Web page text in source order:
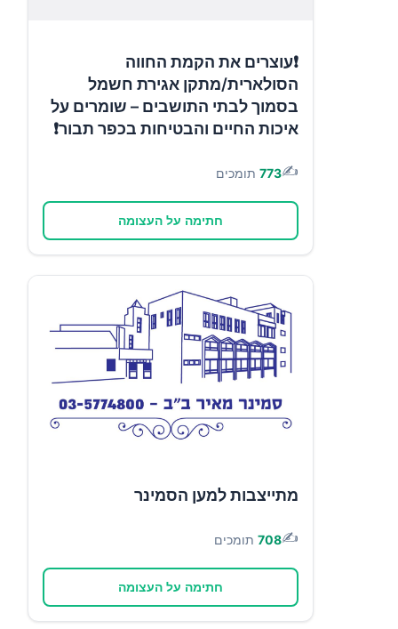
❗עוצרים את הקמת החווה
הסולארית/מתקן אגירת חשמל
בסמוך לבתי התושבים – שומרים על
איכות החיים והבטיחות בכפר תבור❗
✍️
773 תומכים
חתימה על העצומה
מתייצבות למען הסמינר
✍️
708 תומכים
חתימה על העצומה